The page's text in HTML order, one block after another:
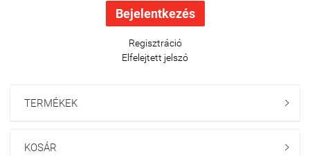
Regisztráció
Elfelejtett jelszó
TERMÉKEK 
KOSÁR 